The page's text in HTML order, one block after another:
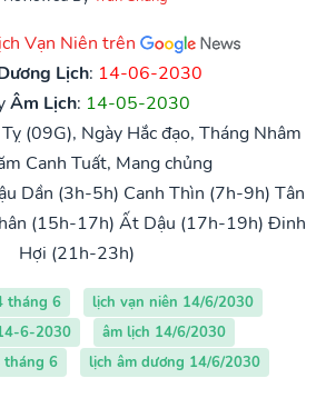
Vạn Niên trên
Lịch: 14-06-2030
Âm Lịch: 14-05-2030
(09G), Ngày Hắc đạo, Tháng Nhâm
Canh Tuất, Mang chủng
Dần (3h-5h) Canh Thìn (7h-9h) Tân
(15h-17h) Ất Dậu (17h-19h) Đinh
Hợi (21h-23h)
tháng 6
lịch vạn niên 14/6/2030
6-2030
âm lịch 14/6/2030
tháng 6
lịch âm dương 14/6/2030